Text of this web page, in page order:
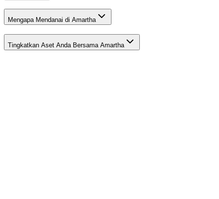
Mengapa Mendanai di Amartha
Tingkatkan Aset Anda Bersama Amartha